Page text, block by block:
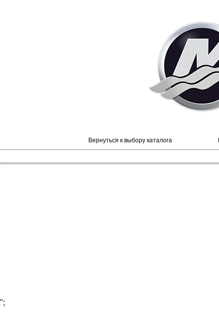
Вернуться к выбору каталога
";